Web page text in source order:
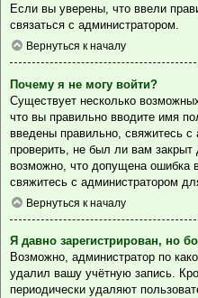
Если вы уверены, что ввели
связаться с администратором.
Вернуться к началу
Почему я не могу войти?
Существует несколько
что вы правильно вводите имя
введены правильно, свяжитесь с
проверить, не был ли вам
возможно, что допущена ошибка
свяжитесь с администратором
Вернуться к началу
Я давно зарегистрирован, но
Возможно, администратор по
удалил вашу учётную запись.
периодически удаляют